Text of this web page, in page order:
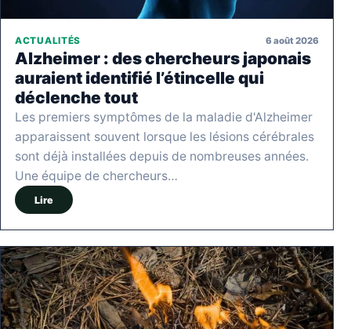
ACTUALITÉS 6 août 2026
Alzheimer : des chercheurs japonais
auraient identifié l’étincelle qui
déclenche tout
Les premiers symptômes de la maladie d'Alzheimer
apparaissent souvent lorsque les lésions cérébrales
sont déjà installées depuis de nombreuses années.
Une équipe de chercheurs…
Lire